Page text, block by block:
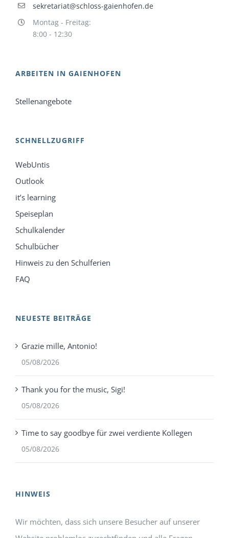
sekretariat@schloss-gaienhofen.de
Montag - Freitag:
8:00 - 12:30
ARBEITEN IN GAIENHOFEN
Stellenangebote
SCHNELLZUGRIFF
WebUntis
Outlook
it’s learning
Speiseplan
Schulkalender
Schulbücher
Hinweis zu den Schulferien
FAQ
NEUESTE BEITRÄGE
Grazie mille, Antonio!
05/08/2026
Thank you for the music, Sigi!
05/08/2026
Time to say goodbye für zwei verdiente Kollegen
05/08/2026
HINWEIS
Wir möchten, dass sich unsere Besucher auf unserer